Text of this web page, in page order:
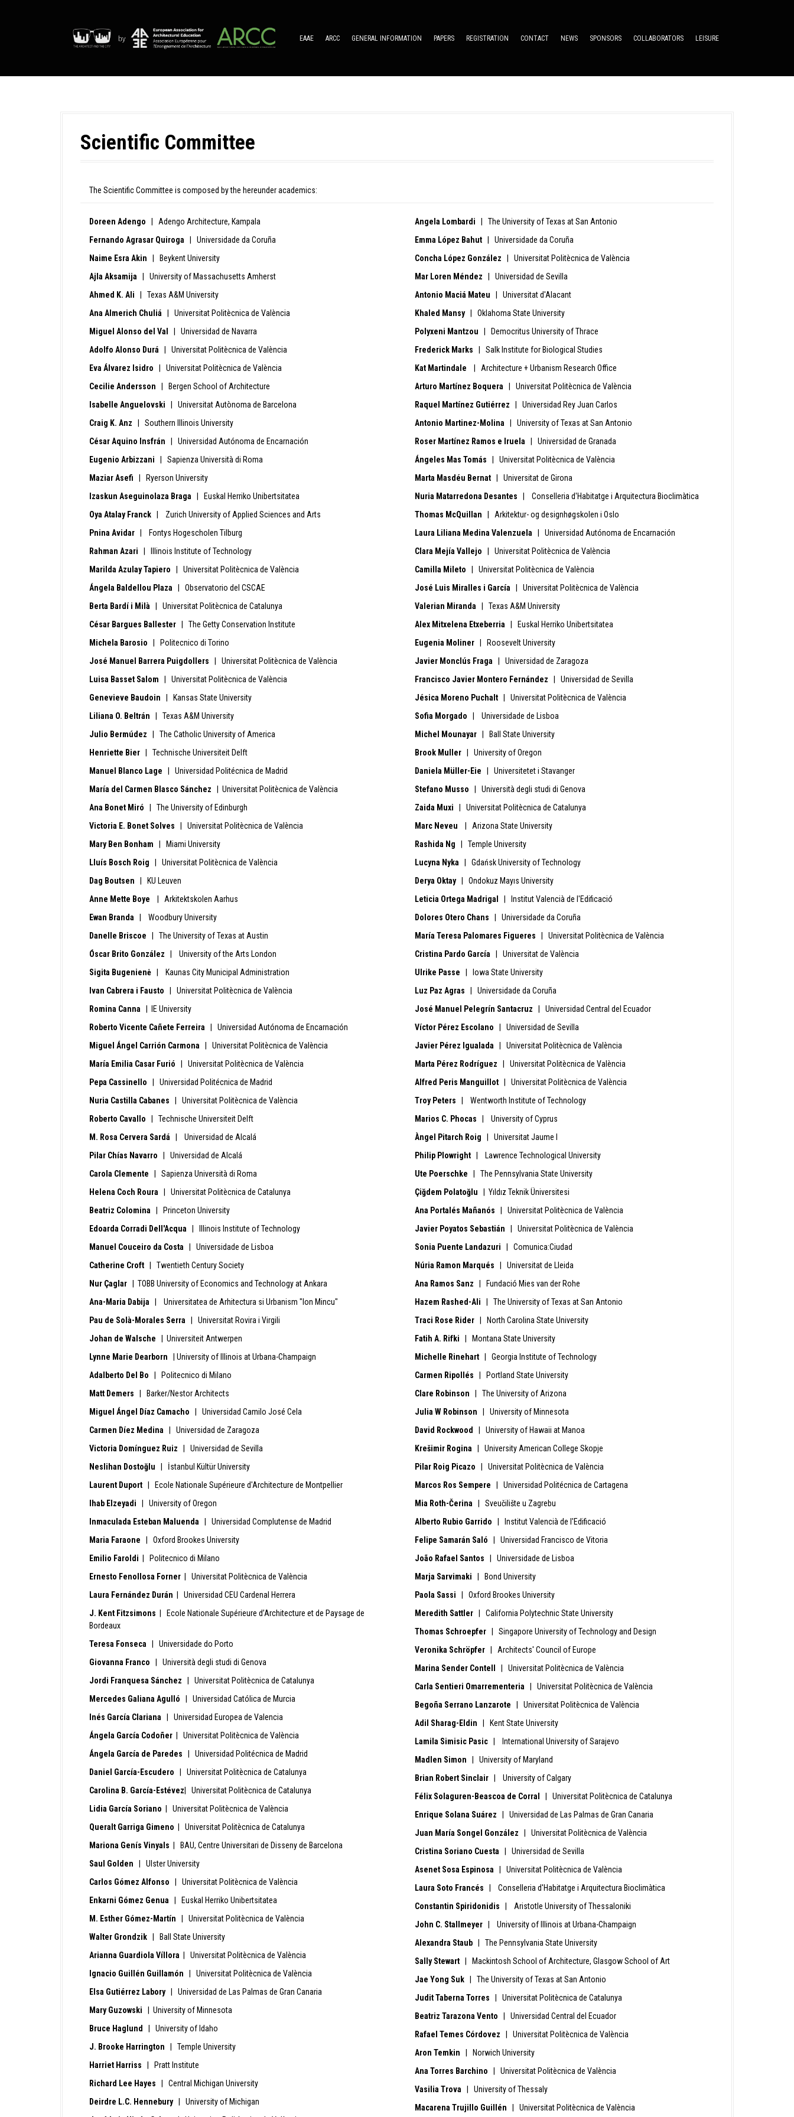
EAAE ARCC GENERAL INFORMATION PAPERS REGISTRATION CONTACT NEWS SPONSORS COLLABORATORS LEISURE
Scientific Committee
The Scientific Committee is composed by the hereunder academics:
Doreen Adengo | Adengo Architecture, Kampala
Fernando Agrasar Quiroga | Universidade da Coruña
Naime Esra Akin | Beykent University
Ajla Aksamija | University of Massachusetts Amherst
Ahmed K. Ali | Texas A&M University
Ana Almerich Chuliá | Universitat Politècnica de València
Miguel Alonso del Val
| Universidad de Navarra
Adolfo Alonso Durá | Universitat Politècnica de València
Eva Álvarez Isidro | Universitat Politècnica de València
Cecilie Andersson | Bergen School of Architecture
Isabelle Anguelovski | Universitat Autònoma de Barcelona
Craig K. Anz | Southern Illinois University
César Aquino Insfrán | Universidad Autónoma de Encarnación
Eugenio Arbizzani | Sapienza Università di Roma
Maziar Asefi | Ryerson University
Izaskun Aseguinolaza Braga | Euskal Herriko Unibertsitatea
Oya Atalay Franck | Zurich University of Applied Sciences and Arts
Pnina Avidar | Fontys Hogescholen Tilburg
Rahman Azari | Illinois Institute of Technology
Marilda Azulay Tapiero | Universitat Politècnica de València
Ángela Baldellou Plaza | Observatorio del CSCAE
Berta Bardí i Milà | Universitat Politècnica de Catalunya
César Bargues Ballester | The Getty Conservation Institute
Michela Barosio | Politecnico di Torino
José Manuel Barrera Puigdollers | Universitat Politècnica de València
Luisa Basset Salom | Universitat Politècnica de València
Genevieve Baudoin | Kansas State University
Liliana O. Beltrán | Texas A&M University
Julio Bermúdez | The Catholic University of America
Henriette Bier | Technische Universiteit Delft
Manuel Blanco Lage | Universidad Politécnica de Madrid
María del Carmen Blasco Sánchez | Universitat Politècnica de València
Ana Bonet Miró | The University of Edinburgh
Victoria E. Bonet Solves | Universitat Politècnica de València
Mary Ben Bonham | Miami University
Lluís Bosch Roig | Universitat Politècnica de València
Dag Boutsen | KU Leuven
Anne Mette Boye | Arkitektskolen Aarhus
Ewan Branda | Woodbury University
Danelle Briscoe | The University of Texas at Austin
Óscar Brito González | University of the Arts London
Sigita Bugenienė | Kaunas City Municipal Administration
Ivan Cabrera i Fausto | Universitat Politècnica de València
Romina Canna | IE University
Roberto Vicente Cañete Ferreira | Universidad Autónoma de Encarnación
Miguel Ángel Carrión Carmona | Universitat Politècnica de València
María Emilia Casar Furió | Universitat Politècnica de València
Pepa Cassinello | Universidad Politécnica de Madrid
Nuria Castilla Cabanes | Universitat Politècnica de València
Roberto Cavallo | Technische Universiteit Delft
M. Rosa Cervera Sardá | Universidad de Alcalá
Pilar Chías Navarro | Universidad de Alcalá
Carola Clemente | Sapienza Università di Roma
Helena Coch Roura | Universitat Politècnica de Catalunya
Beatriz Colomina | Princeton University
Edoarda Corradi Dell'Acqua | Illinois Institute of Technology
Manuel Couceiro da Costa | Universidade de Lisboa
Catherine Croft | Twentieth Century Society
Nur Çaglar | TOBB University of Economics and Technology at Ankara
Ana-Maria Dabija | Universitatea de Arhitectura si Urbanism "Ion Mincu"
Pau de Solà-Morales Serra | Universitat Rovira i Virgili
Johan de Walsche | Universiteit Antwerpen
Lynne Marie Dearborn | University of Illinois at Urbana-Champaign
Adalberto Del Bo | Politecnico di Milano
Matt Demers | Barker/Nestor Architects
Miguel Ángel Díaz Camacho | Universidad Camilo José Cela
Carmen Díez Medina | Universidad de Zaragoza
Victoria Domínguez Ruiz | Universidad de Sevilla
Neslihan Dostoğlu | İstanbul Kültür University
Laurent Duport | Ecole Nationale Supérieure d'Architecture de Montpellier
Ihab Elzeyadi | University of Oregon
Inmaculada Esteban Maluenda | Universidad Complutense de Madrid
Maria Faraone | Oxford Brookes University
Emilio Faroldi | Politecnico di Milano
Ernesto Fenollosa Forner | Universitat Politècnica de València
Laura Fernández Durán | Universidad CEU Cardenal Herrera
J. Kent Fitzsimons | Ecole Nationale Supérieure d’Architecture et de Paysage de
Bordeaux
Teresa Fonseca | Universidade do Porto
Giovanna Franco | Università degli studi di Genova
Jordi Franquesa Sánchez | Universitat Politècnica de Catalunya
Mercedes Galiana Agulló | Universidad Católica de Murcia
Inés García Clariana | Universidad Europea de Valencia
Ángela García Codoñer | Universitat Politècnica de València
Ángela García de Paredes | Universidad Politécnica de Madrid
Daniel García-Escudero | Universitat Politècnica de Catalunya
Carolina B. García-Estévez | Universitat Politècnica de Catalunya
Lidia García Soriano | Universitat Politècnica de València
Queralt Garriga Gimeno | Universitat Politècnica de Catalunya
Mariona Genís Vinyals | BAU, Centre Universitari de Disseny de Barcelona
Saul Golden | Ulster University
Carlos Gómez Alfonso | Universitat Politècnica de València
Enkarni Gómez Genua | Euskal Herriko Unibertsitatea
M. Esther Gómez-Martín | Universitat Politècnica de València
Walter Grondzik | Ball State University
Arianna Guardiola Víllora | Universitat Politècnica de València
Ignacio Guillén Guillamón
| Universitat Politècnica de València
Elsa Gutiérrez Labory| Universidad de Las Palmas de Gran Canaria
Mary Guzowski | University of Minnesota
Bruce Haglund
| University of Idaho
J. Brooke Harrington | Temple University
Harriet Harriss | Pratt Institute
Richard Lee Hayes | Central Michigan University
Deirdre L.C. Hennebury| University of Michigan
Angela Lombardi | The University of Texas at San Antonio
Emma López Bahut | Universidade da Coruña
Concha López González | Universitat Politècnica de València
Mar Loren Méndez | Universidad de Sevilla
Antonio Maciá Mateu
| Universitat d'Alacant
Khaled Mansy
| Oklahoma State University
Polyxeni Mantzou
| Democritus University of Thrace
Frederick Marks
| Salk Institute for Biological Studies
Kat Martindale
| Architecture + Urbanism Research Office
Arturo Martínez Boquera
| Universitat Politècnica de València
Raquel Martínez Gutiérrez
| Universidad Rey Juan Carlos
Antonio Martinez-Molina
| University of Texas at San Antonio
Roser Martínez Ramos e Iruela
| Universidad de Granada
Ángeles Mas Tomás
| Universitat Politècnica de València
Marta Masdéu Bernat
| Universitat de Girona
Nuria Matarredona Desantes
| Conselleria d'Habitatge i Arquitectura Bioclimàtica
Thomas McQuillan
| Arkitektur- og designhøgskolen i Oslo
Laura Liliana Medina Valenzuela
| Universidad Autónoma de Encarnación
Clara Mejía Vallejo
| Universitat Politècnica de València
Camilla Mileto
| Universitat Politècnica de València
José Luis Miralles i García
| Universitat Politècnica de València
Valerian Miranda
| Texas A&M University
Alex Mitxelena Etxeberria
| Euskal Herriko Unibertsitatea
Eugenia Moliner
| Roosevelt University
Javier Monclús Fraga
| Universidad de Zaragoza
Francisco Javier Montero Fernández
| Universidad de Sevilla
Jésica Moreno Puchalt
| Universitat Politècnica de València
Sofia Morgado
| Universidade de Lisboa
Michel Mounayar
| Ball State University
Brook Muller
| University of Oregon
Daniela Müller-Eie
| Universitetet i Stavanger
Stefano Musso
| Università degli studi di Genova
Zaida Muxi
| Universitat Politècnica de Catalunya
Marc Neveu
| Arizona State University
Rashida Ng
| Temple University
Lucyna Nyka
| Gdańsk University of Technology
Derya Oktay| Ondokuz Mayıs University
Leticia Ortega Madrigal
| Institut Valencià de l'Edificació
Dolores Otero Chans
| Universidade da Coruña
María Teresa Palomares Figueres | Universitat Politècnica de València
Cristina Pardo García | Universitat de València
Ulrike Passe | Iowa State University
Luz Paz Agras
| Universidade da Coruña
José Manuel Pelegrín Santacruz | Universidad Central del Ecuador
Víctor Pérez Escolano | Universidad de Sevilla
Javier Pérez Igualada | Universitat Politècnica de València
Marta Pérez Rodríguez
| Universitat Politècnica de València
Alfred Peris Manguillot | Universitat Politècnica de València
Troy Peters | Wentworth Institute of Technology
Marios C. Phocas | University of Cyprus
Àngel Pitarch Roig | Universitat Jaume I
Philip Plowright | Lawrence Technological University
Ute Poerschke | The Pennsylvania State University
Çiğdem Polatoğlu | Yıldız Teknik Üniversitesi
Ana Portalés Mañanós
| Universitat Politècnica de València
Javier Poyatos Sebastián
| Universitat Politècnica de València
Sonia Puente Landazuri
| Comunica:Ciudad
Núria Ramon Marqués
| Universitat de Lleida
Ana Ramos Sanz
| Fundació Mies van der Rohe
Hazem Rashed-Ali
| The University of Texas at San Antonio
Traci Rose Rider
| North Carolina State University
Fatih A. Rifki
| Montana State University
Michelle Rinehart
| Georgia Institute of Technology
Carmen Ripollés
| Portland State University
Clare Robinson
| The University of Arizona
Julia W Robinson
| University of Minnesota
David Rockwood
| University of Hawaii at Manoa
Krešimir Rogina
| University American College Skopje
Pilar Roig Picazo
| Universitat Politècnica de València
Marcos Ros Sempere
| Universidad Politécnica de Cartagena
Mia Roth-Čerina
| Sveučilište u Zagrebu
Alberto Rubio Garrido
| Institut Valencià de l'Edificació
Felipe Samarán Saló
| Universidad Francisco de Vitoria
João Rafael Santos
| Universidade de Lisboa
Marja Sarvimaki
| Bond University
Paola Sassi
| Oxford Brookes University
Meredith Sattler
| California Polytechnic State University
Thomas Schroepfer
| Singapore University of Technology and Design
Veronika Schröpfer
| Architects' Council of Europe
Marina Sender Contell
| Universitat Politècnica de València
Carla Sentieri Omarrementeria
| Universitat Politècnica de València
Begoña Serrano Lanzarote
| Universitat Politècnica de València
Adil Sharag-Eldin
| Kent State University
Lamila Simisic Pasic
| International University of Sarajevo
Madlen Simon
| University of Maryland
Brian Robert Sinclair
| University of Calgary
Félix Solaguren-Beascoa de Corral
| Universitat Politècnica de Catalunya
Enrique Solana Suárez
| Universidad de Las Palmas de Gran Canaria
Juan María Songel González
| Universitat Politècnica de València
Cristina Soriano Cuesta
| Universidad de Sevilla
Asenet Sosa Espinosa
| Universitat Politècnica de València
Laura Soto Francés
| Conselleria d'Habitatge i Arquitectura Bioclimàtica
Constantin Spiridonidis
| Aristotle University of Thessaloniki
John C. Stallmeyer
| University of Illinois at Urbana-Champaign
Alexandra Staub
| The Pennsylvania State University
Sally Stewart
| Mackintosh School of Architecture, Glasgow School of Art
Jae Yong Suk
| The University of Texas at San Antonio
Judit Taberna Torres
| Universitat Politècnica de Catalunya
Beatriz Tarazona Vento | Universidad Central del Ecuador
Rafael Temes Córdovez
| Universitat Politècnica de València
Aron Temkin
| Norwich University
Ana Torres Barchino
| Universitat Politècnica de València
Vasilia Trova
| University of Thessaly
Macarena Trujillo Guillén
| Universitat Politècnica de València